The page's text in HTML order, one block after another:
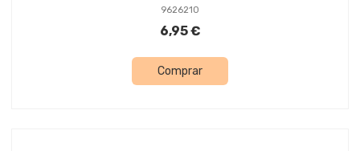
9626210
6,95 €
Comprar